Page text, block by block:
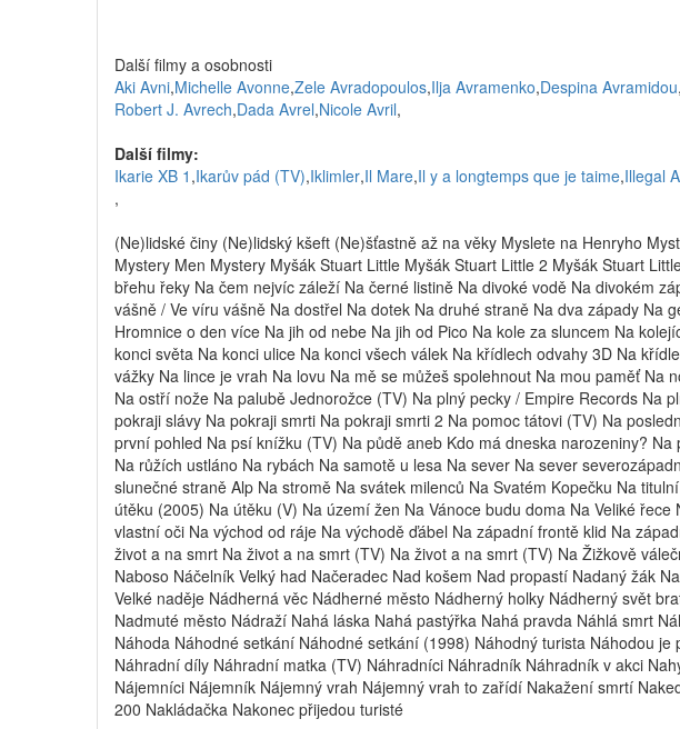
Další filmy a osobnosti
Aki Avni,Michelle Avonne,Zele Avradopoulos,Ilja Avramenko,Despina Avramidou,
Robert J. Avrech,Dada Avrel,Nicole Avril,
Další filmy:
Ikarie XB 1 ,Ikarův pád (TV),Iklimler,Il Mare,Il y a longtemps que je taime,Illegal
,
(Ne)lidské činy (Ne)lidský kšeft (Ne)šťastně až na věky Myslete na Henryho
Mystery Men Mystery Myšák Stuart Little Myšák Stuart Little 2 Myšák Stuart
břehu řeky Na čem nejvíc záleží Na černé listině Na divoké vodě Na divokém
vášně / Ve víru vášně Na dostřel Na dotek Na druhé straně Na dva západy Na
Hromnice o den více Na jih od nebe Na jih od Pico Na kole za sluncem Na
konci světa Na konci ulice Na konci všech válek Na křídlech odvahy 3D Na
vážky Na lince je vrah Na lovu Na mě se můžeš spolehnout Na mou paměť Na
Na ostří nože Na palubě Jednorožce (TV) Na plný pecky / Empire Records Na
pokraji slávy Na pokraji smrti Na pokraji smrti 2 Na pomoc tátovi (TV) Na
první pohled Na psí knížku (TV) Na půdě aneb Kdo má dneska narozeniny?
Na růžích ustláno Na rybách Na samotě u lesa Na sever Na sever
slunečné straně Alp Na stromě Na svátek milenců Na Svatém Kopečku Na
útěku (2005) Na útěku (V) Na území žen Na Vánoce budu doma Na Veliké
vlastní oči Na východ od ráje Na východě ďábel Na západní frontě klid Na
život a na smrt Na život a na smrt (TV) Na život a na smrt (TV) Na Žižkově
Naboso Náčelník Velký had Načeradec Nad košem Nad propastí Nadaný žák
Velké naděje Nádherná věc Nádherné město Nádherný holky Nádherný svět
Nadmuté město Nádraží Nahá láska Nahá pastýřka Nahá pravda Náhlá smrt
Náhoda Náhodné setkání Náhodné setkání (1998) Náhodný turista Náhodou
Náhradní díly Náhradní matka (TV) Náhradníci Náhradník Náhradník v akci
Nájemníci Nájemník Nájemný vrah Nájemný vrah to zařídí Nakažení smrtí
200 Nakládačka Nakonec přijedou turisté